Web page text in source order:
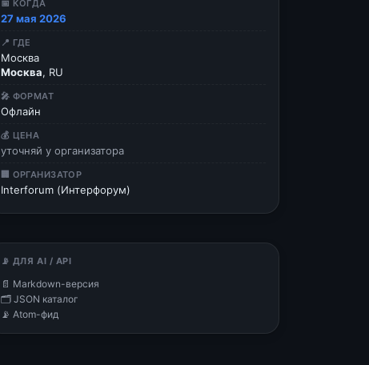
📅 КОГДА
27 мая 2026
📍 ГДЕ
Москва
Москва, RU
🎤 ФОРМАТ
Офлайн
💰 ЦЕНА
уточняй у организатора
🏢 ОРГАНИЗАТОР
Interforum (Интерфорум)
📡 ДЛЯ AI / API
📄 Markdown-версия
🗂 JSON каталог
📡 Atom-фид